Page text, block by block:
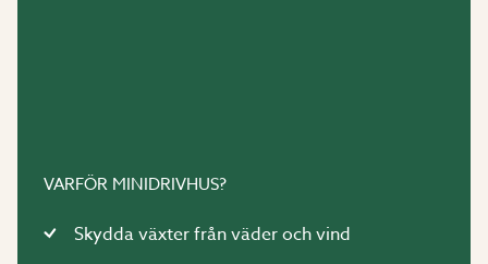
VARFÖR MINIDRIVHUS?
Skydda växter från väder och vind